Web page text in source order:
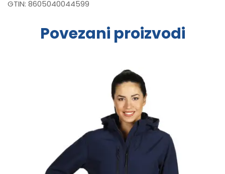
GTIN: 8605040044599
Povezani proizvodi